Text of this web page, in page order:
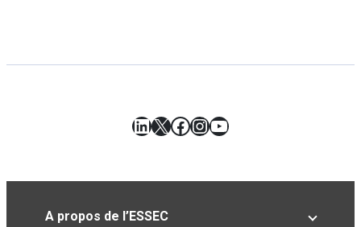
LinkedIn
X Facebook
Instagram
YouTube
A propos de l’ESSEC